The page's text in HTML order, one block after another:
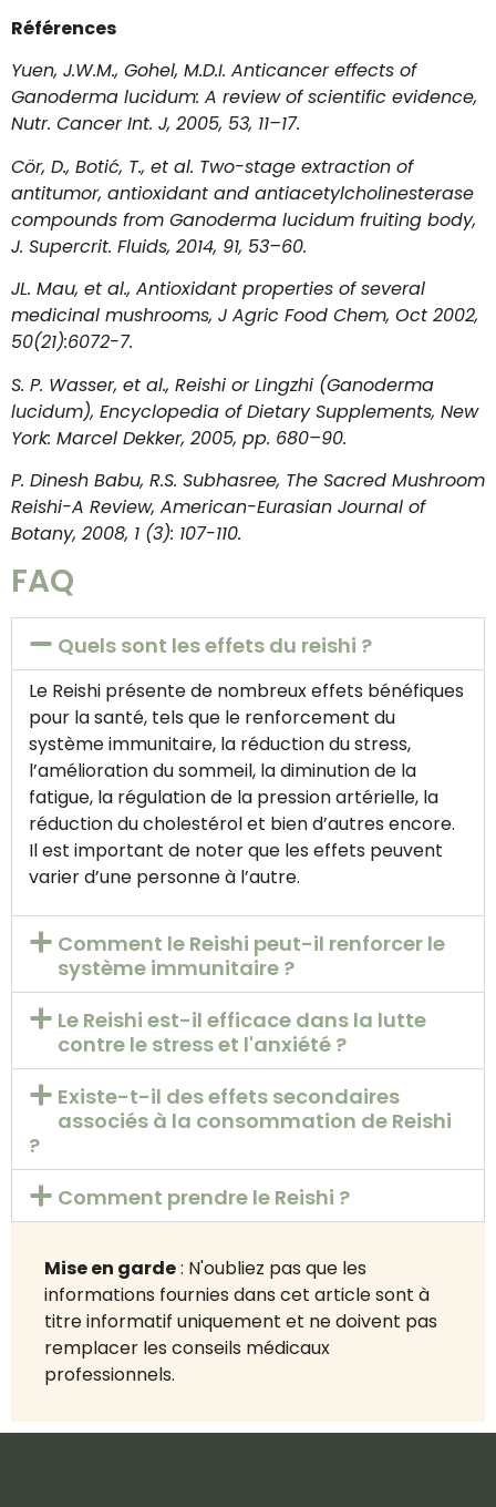
Références
Yuen, J.W.M., Gohel, M.D.I. Anticancer effects of
Ganoderma lucidum: A review of scientific evidence,
Nutr. Cancer Int. J, 2005, 53, 11–17.
Cör, D., Botić, T., et al. Two-stage extraction of
antitumor, antioxidant and antiacetylcholinesterase
compounds from Ganoderma lucidum fruiting body,
J. Supercrit. Fluids, 2014, 91, 53–60.
JL. Mau, et al., Antioxidant properties of several
medicinal mushrooms, J Agric Food Chem, Oct 2002,
50(21):6072-7.
S. P. Wasser, et al., Reishi or Lingzhi (Ganoderma
lucidum), Encyclopedia of Dietary Supplements, New
York: Marcel Dekker, 2005, pp. 680–90.
P. Dinesh Babu, R.S. Subhasree, The Sacred Mushroom
Reishi-A Review, American-Eurasian Journal of
Botany, 2008, 1 (3): 107-110.
FAQ
Quels sont les effets du reishi ?
Le Reishi présente de nombreux effets bénéfiques
pour la santé, tels que le renforcement du
système immunitaire, la réduction du stress,
l’amélioration du sommeil, la diminution de la
fatigue, la régulation de la pression artérielle, la
réduction du cholestérol et bien d’autres encore.
Il est important de noter que les effets peuvent
varier d’une personne à l’autre.
Comment le Reishi peut-il renforcer le
système immunitaire ?
Le Reishi est-il efficace dans la lutte
contre le stress et l'anxiété ?
Existe-t-il des effets secondaires
associés à la consommation de Reishi
?
Comment prendre le Reishi ?
Mise en garde: N'oubliez pas que les
informations fournies dans cet article sont à
titre informatif uniquement et ne doivent pas
remplacer les conseils médicaux
professionnels.